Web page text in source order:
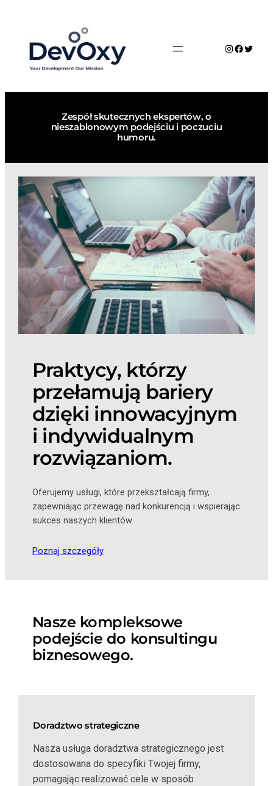
Zespół skutecznych ekspertów, o
nieszablonowym podejściu i poczuciu
humoru.
Praktycy, którzy
przełamują bariery
dzięki innowacyjnym
i indywidualnym
rozwiązaniom.
Oferujemy usługi, które przekształcają firmy,
zapewniając przewagę nad konkurencją i wspierając
sukces naszych klientów.
Poznaj szczegóły
Nasze kompleksowe
podejście do konsultingu
biznesowego.
Doradztwo strategiczne
Nasza usługa doradztwa strategicznego jest
dostosowana do specyfiki Twojej firmy,
pomagając realizować cele w sposób